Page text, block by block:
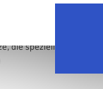
die speziell für die
in Werkstoffen
Sie eignen sich